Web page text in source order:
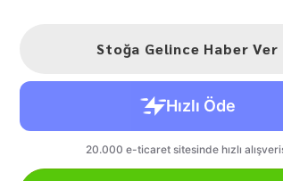
Stoğa Gelince Haber Ver